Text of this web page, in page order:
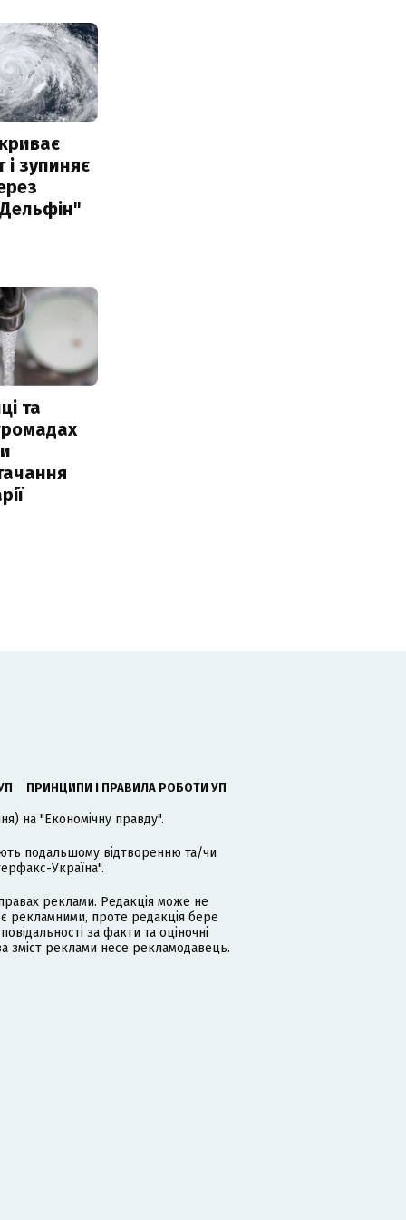
і зупиняє
та
ПРИНЦИПИ І ПРАВИЛА РОБОТИ УП
на "Економічну правду".
подальшому відтворенню та/чи
Україна".
реклами. Редакція може не
рекламними, проте редакція бере
за факти та оціночні
зміст реклами несе рекламодавець.